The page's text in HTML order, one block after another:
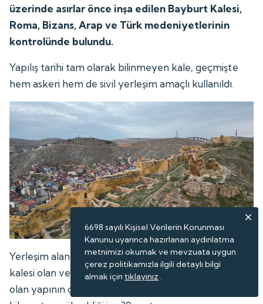
üzerinde asırlar önce inşa edilen Bayburt Kalesi,
Roma, Bizans, Arap ve Türk medeniyetlerinin
kontrolünde bulundu.
Yapılış tarihi tam olarak bilinmeyen kale, geçmişte
hem askeri hem de sivil yerleşim amaçlı kullanıldı.
Yerleşim alanı açısından Türkiye'nin en büyük üçüncü
kalesi olan ve 150 bin metrekare alan üzerinde kurulu
olan yapının çevresindeki surların uzunluğu 3
6698 sayılı Kişisel Verilerin Korunması
Kanunu uyarınca hazırlanan aydınlatma
metnimizi okumak ve mevzuata uygun
çerez politikamızla ilgili detaylı bilgi
almak için tıklayınız .